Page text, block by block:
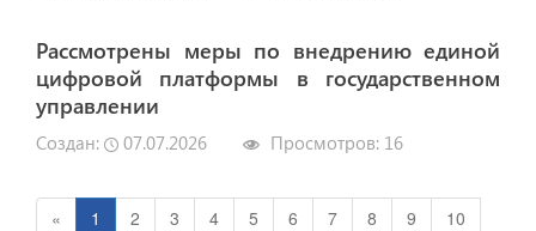
Рассмотрены меры по внедрению единой
цифровой платформы в государственном
управлении
Создан: 07.07.2026 Просмотров: 16
« 1 2 3 4 5 6 7 8 9
10